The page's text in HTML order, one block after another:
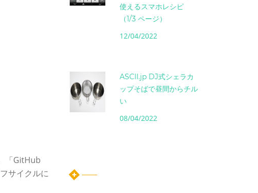
「GitHub
サイクルに
使えるスマホレシピ
（1/3 ページ）
12/04/2022
ASCII.jp DJ式シェラカ
ップそばで昼間からチル
い
08/04/2022